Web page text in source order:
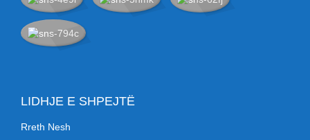
LIDHJE E SHPEJTË
Rreth Nesh